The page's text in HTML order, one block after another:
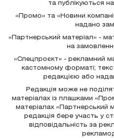
та публікуються
«Промо» та «Новини
надано
«Партнерський матеріал» -
на
«Спецпроєкт» - рекламний
кастомному форматі;
редакцією або
Редакція може не
матеріалах із плашками
матеріалах «Партнерський
редакція бере участь у
відповідальність за